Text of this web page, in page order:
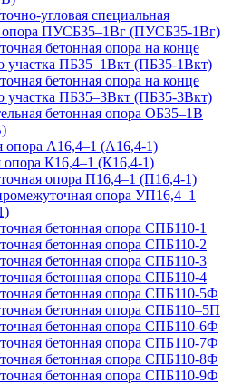
угловая специальная
опора ПУСБ35–1Вг (ПУСБ35-1Вг)
бетонная опора на конце
участка ПБ35–1Вкт (ПБ35-1Вкт)
бетонная опора на конце
участка ПБ35–3Вкт (ПБ35-3Вкт)
бетонная опора ОБ35–1В
опора А16,4–1 (А16,4-1)
опора К16,4–1 (К16,4-1)
опора П16,4–1 (П16,4-1)
опора УП16,4–1
бетонная опора СПБ110-1
бетонная опора СПБ110-2
бетонная опора СПБ110-3
бетонная опора СПБ110-4
бетонная опора СПБ110-5Ф
бетонная опора СПБ110–5П
бетонная опора СПБ110-6Ф
бетонная опора СПБ110-7Ф
бетонная опора СПБ110-8Ф
бетонная опора СПБ110-9Ф